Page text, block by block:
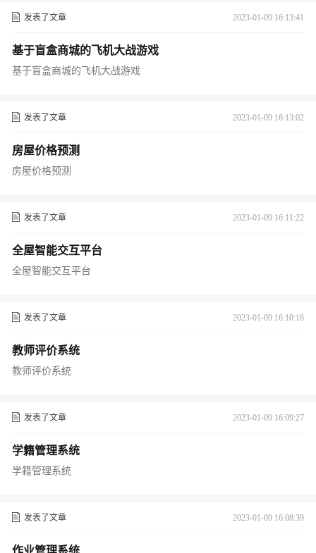
发表了文章 2023-01-09 16:13:41
基于盲盒商城的飞机大战游戏
基于盲盒商城的飞机大战游戏
发表了文章 2023-01-09 16:13:02
房屋价格预测
房屋价格预测
发表了文章 2023-01-09 16:11:22
全屋智能交互平台
全屋智能交互平台
发表了文章 2023-01-09 16:10:16
教师评价系统
教师评价系统
发表了文章 2023-01-09 16:09:27
学籍管理系统
学籍管理系统
发表了文章 2023-01-09 16:08:39
作业管理系统